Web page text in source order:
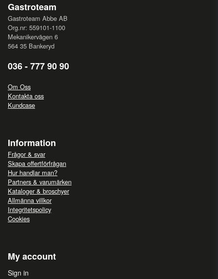
Gastroteam
Gastroteam Abbe AB
Org.nr: 559101-1100
Mekanikervägen 6
564 35 Bankeryd
036 - 777 90 90
Om Oss
Kontakta oss
Kundcase
Information
Frågor & svar
Skapa offertförfrågan
Hur handlar man?
Partners & varumärken
Kataloger & broschyer
Allmänna villkor
Integritetspolicy
Cookies
My account
Sign in